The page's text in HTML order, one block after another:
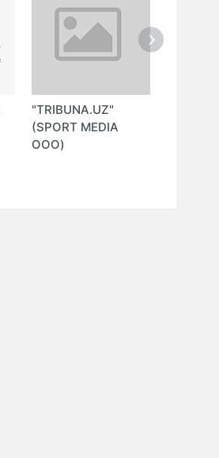
"TRIBUNA.UZ"
(SPORT MEDIA
ООО)